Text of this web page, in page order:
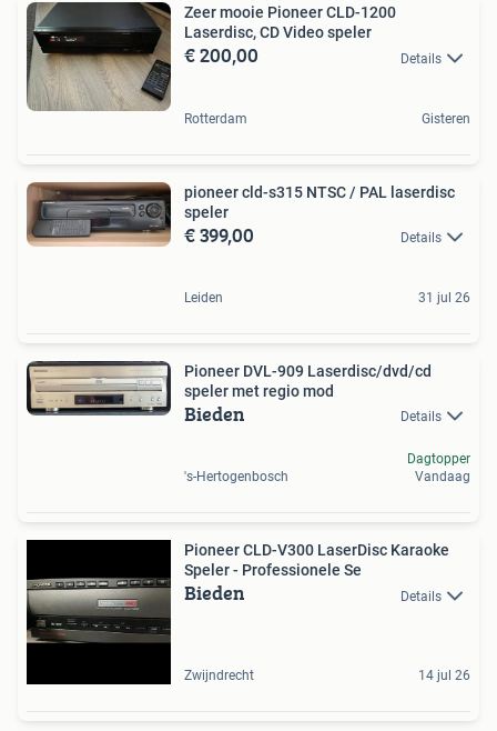
Zeer mooie Pioneer CLD-1200
Laserdisc, CD Video speler
€ 200,00 Details
Rotterdam Gisteren
pioneer cld-s315 NTSC / PAL laserdisc
speler
€ 399,00 Details
Leiden 31 jul 26
Pioneer DVL-909 Laserdisc/dvd/cd
speler met regio mod
Bieden Details
's-Hertogenbosch
Dagtopper
Vandaag
Pioneer CLD-V300 LaserDisc Karaoke
Speler - Professionele Se
Bieden Details
Zwijndrecht 14 jul 26